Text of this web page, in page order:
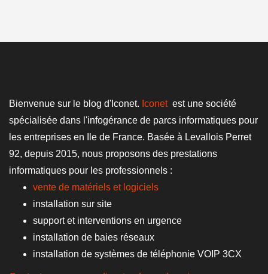
Bienvenue sur le blog d'Iconet. Iconet est une société
spécialisée dans l'infogérance de parcs informatiques pour
les entreprises en Ile de France. Basée à Levallois Perret
92, depuis 2015, nous proposons des prestations
informatiques pour les professionnels :
vente de matériels et logiciels
installation sur site
support et interventions en urgence
installation de baies réseaux
installation de systèmes de téléphonie VOIP 3CX